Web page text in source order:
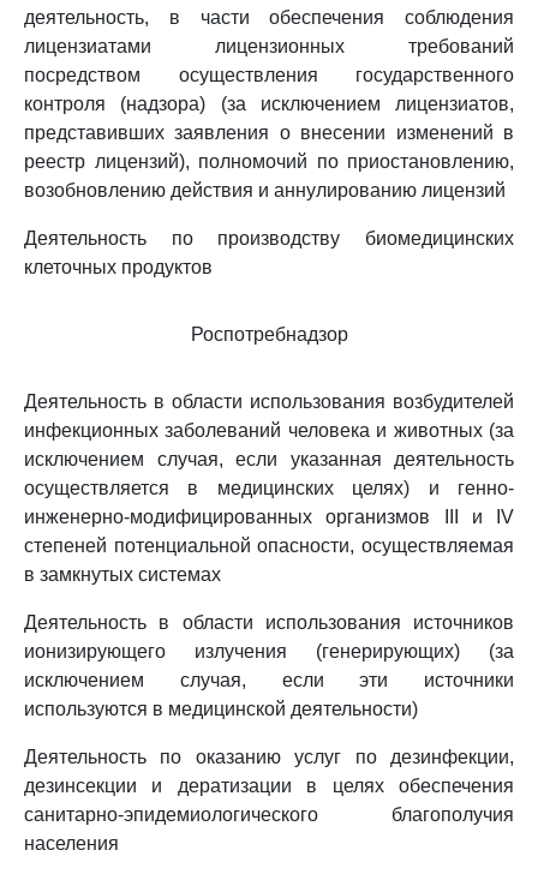
деятельность, в части обеспечения соблюдения
лицензиатами лицензионных требований
посредством осуществления государственного
контроля (надзора) (за исключением лицензиатов,
представивших заявления о внесении изменений в
реестр лицензий), полномочий по приостановлению,
возобновлению действия и аннулированию лицензий
Деятельность по производству биомедицинских
клеточных продуктов
Роспотребнадзор
Деятельность в области использования возбудителей
инфекционных заболеваний человека и животных (за
исключением случая, если указанная деятельность
осуществляется в медицинских целях) и генно-
инженерно-модифицированных организмов III и IV
степеней потенциальной опасности, осуществляемая
в замкнутых системах
Деятельность в области использования источников
ионизирующего излучения (генерирующих) (за
исключением случая, если эти источники
используются в медицинской деятельности)
Деятельность по оказанию услуг по дезинфекции,
дезинсекции и дератизации в целях обеспечения
санитарно-эпидемиологического благополучия
населения